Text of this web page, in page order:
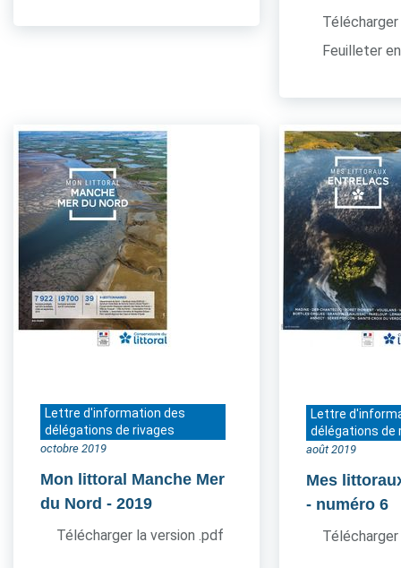
Feuilleter
Lettre d'information des
délégations de rivages
octobre 2019
Mon littoral Manche Mer
du Nord - 2019
Télécharger la version .pdf
Lettre
délégations de
août 2019
Mes
- numéro 6